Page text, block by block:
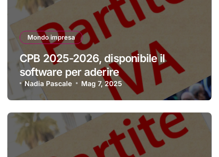
Mondo impresa
CPB 2025-2026, disponibile il
software per aderire
Nadia Pascale Mag 7, 2025